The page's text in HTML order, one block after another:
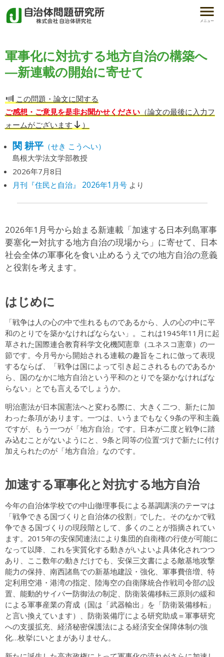
メニュー
軍事化に対抗する地方自治の構築へ
―新連載の開始に寄せて
この問題・論文に関する
ご感想・ご意見を是非お聞かせください（論文の最後に入力フ
ォームがございます
）
関 耕平（せき こうへい）
島根大学法文学部教授
2026年7月8日
月刊『住民と自治』 2026年1月号より
2026年1月号から始まる新連載「加速する日本列島軍事
要塞化ー対抗する地方自治の現場から」に寄せて、日本
社会全体の軍事化を食い止めるうえでの地方自治の意義
と役割を考えます。
はじめに
「戦争は人の心の中で生れるものであるから、人の心の中に平
和のとりでを築かなければならない」。これは1945年11月に起
草された国際連合教育科学文化機関憲章（ユネスコ憲章）の一
節です。今月号から開始される連載の趣旨をこれに倣って表現
するならば、「戦争は国によって引き起こされるものであるか
ら、国のなかに地方自治という平和のとりでを築かなければな
らない」とでも言えるでしょうか。
明治憲法が日本国憲法へと変わる際に、大きく二つ、新たに加
わった条項があります。一つは、いうまでもなく9条の平和主義
ですが、もう一つが「地方自治」です。日本が二度と戦争に踏
み込むことがないようにと、9条と同等の位置づけで新たに付け
加えられたのが「地方自治」なのです。
加速する軍事化と対抗する地方自治
今年の自治体学校での中山徹理事長による基調講演のテーマは
「戦争できる国づくりと自治体の役割」でした。そのなかで戦
争できる国づくりの現段階として、多くのことが指摘されてい
ます。2015年の安保関連法により集団的自衛権の行使が可能に
なって以降、これを実質化する動きがいよいよ具体化されつつ
あり、ここ数年の動きだけでも、安保三文書による敵基地攻撃
能力の保持、南西諸島での新基地建設・強化、軍事費倍増、特
定利用空港・港湾の指定、陸海空の自衛隊統合作戦司令部の設
置、能動的サイバー防御法の制定、防衛装備移転三原則の緩和
による軍事産業の育成（国は「武器輸出」を「防衛装備移転」
と言い換えています）、防衛装備庁による研究助成＝軍事研究
への支援拡充、経済秘密保護法による経済安全保障体制の強
化…枚挙にいとまがありません。